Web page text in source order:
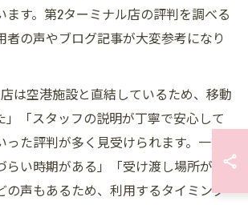
ます。第2ターミナル店の評判を調べる
者の声やブログ記事が大変参考になり
店は空港施設と直結しているため、移動
」「スタッフの説明が丁寧で安心して
た評判が多く見受けられます。一方
らい時期がある」「受け渡し場所が混
の声もあるため、利用するタイミング